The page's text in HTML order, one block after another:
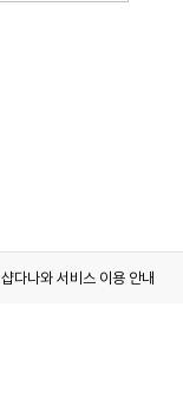
샵다나와 서비스 이용 안내